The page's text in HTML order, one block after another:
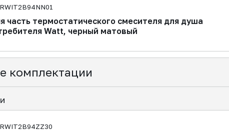
часть термостатического смесителя для душа
Watt, черный матовый
комплектации